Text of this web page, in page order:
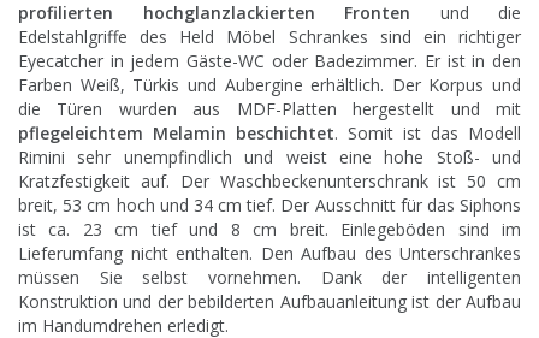
profilierten hochglanzlackierten Fronten und die
Edelstahlgriffe des Held Möbel Schrankes sind ein richtiger
Eyecatcher in jedem Gäste-WC oder Badezimmer. Er ist in den
Farben Weiß, Türkis und Aubergine erhältlich. Der Korpus und
die Türen wurden aus MDF-Platten hergestellt und mit
pflegeleichtem Melamin beschichtet. Somit ist das Modell
Rimini sehr unempfindlich und weist eine hohe Stoß- und
Kratzfestigkeit auf. Der Waschbeckenunterschrank ist 50 cm
breit, 53 cm hoch und 34 cm tief. Der Ausschnitt für das Siphons
ist ca. 23 cm tief und 8 cm breit. Einlegeböden sind im
Lieferumfang nicht enthalten. Den Aufbau des Unterschrankes
müssen Sie selbst vornehmen. Dank der intelligenten
Konstruktion und der bebilderten Aufbauanleitung ist der Aufbau
im Handumdrehen erledigt.